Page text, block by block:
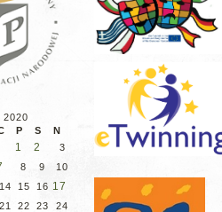
2020
P S N
1 2 3
8 9
10
14 15 16 17
21 22 23
24